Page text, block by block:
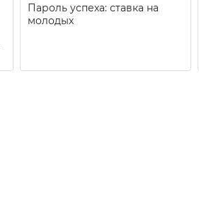
Пароль успеха: ставка на
молодых